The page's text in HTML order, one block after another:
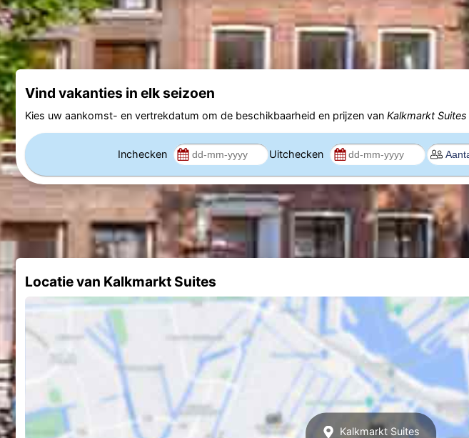
Vind vakanties in elk seizoen
Kies uw aankomst- en vertrekdatum om de beschikbaarheid en prijzen van Kalkmarkt Suites
Inchecken Uitchecken
Locatie van Kalkmarkt Suites
Kalkmarkt Suites